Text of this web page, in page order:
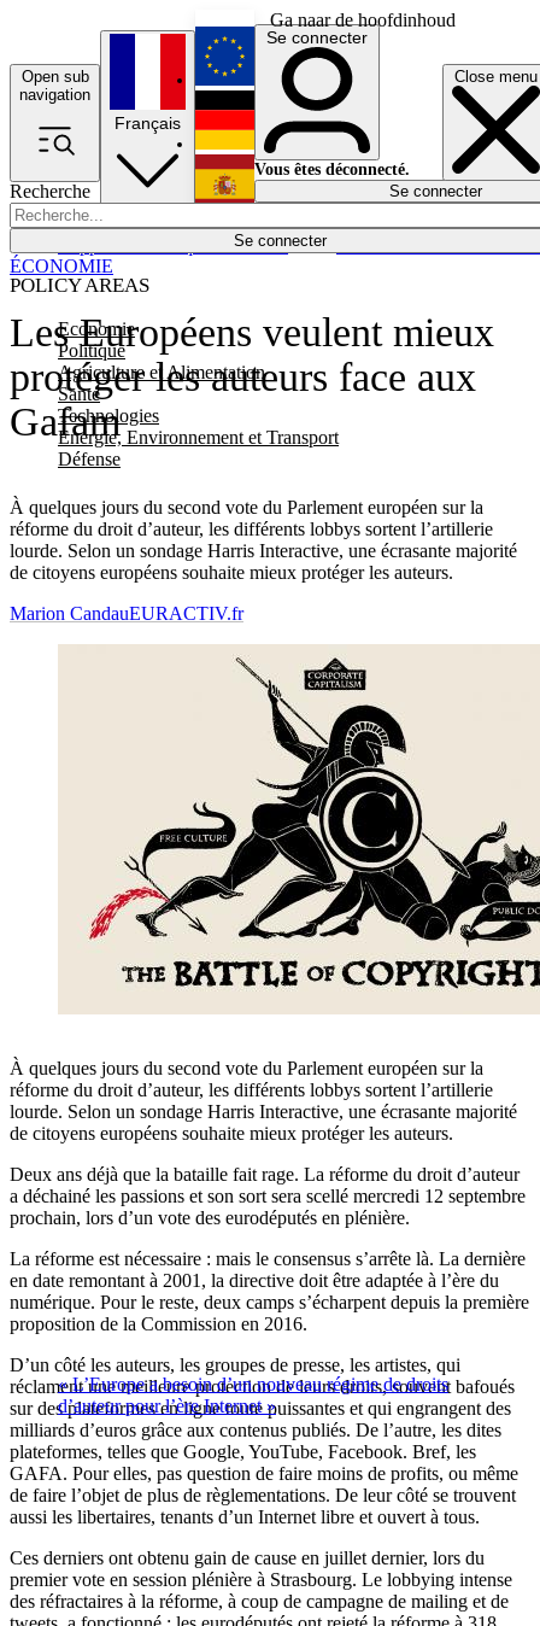
Ga naar de hoofdinhoud
Open sub
navigation
Close menu
Recherche
Se connecter
POLICY AREAS
Economie
Politique
Agriculture et Alimentation
Santé
Technologies
Energie, Environnement et Transport
Défense
Économie
Français
English
Deutsch
Español
Se connecter
Vous êtes déconnecté.
Se connecter
Les Européens veulent mieux
protéger les auteurs face aux
Gafam
À quelques jours du second vote du Parlement européen sur la
réforme du droit d’auteur, les différents lobbys sortent l’artillerie
lourde. Selon un sondage Harris Interactive, une écrasante majorité
de citoyens européens souhaite mieux protéger les auteurs.
ÉCONOMIE
Marion CandauEURACTIV.fr
À quelques jours du second vote du Parlement européen sur la
réforme du droit d’auteur, les différents lobbys sortent l’artillerie
lourde. Selon un sondage Harris Interactive, une écrasante majorité
de citoyens européens souhaite mieux protéger les auteurs.
Deux ans déjà que la bataille fait rage. La réforme du droit d’auteur
a déchainé les passions et son sort sera scellé mercredi 12 septembre
prochain, lors d’un vote des eurodéputés en plénière.
La réforme est nécessaire : mais le consensus s’arrête là. La dernière
en date remontant à 2001, la directive doit être adaptée à l’ère du
numérique. Pour le reste, deux camps s’écharpent depuis la première
proposition de la Commission en 2016.
« L’Europe a besoin d’un nouveau régime de droits
d’auteur pour l’ère Internet »
D’un côté les auteurs, les groupes de presse, les artistes, qui
réclament une meilleure protection de leurs droits, souvent bafoués
sur des plateformes en ligne toute puissantes et qui engrangent des
milliards d’euros grâce aux contenus publiés. De l’autre, les dites
plateformes, telles que Google, YouTube, Facebook. Bref, les
GAFA. Pour elles, pas question de faire moins de profits, ou même
de faire l’objet de plus de règlementations. De leur côté se trouvent
aussi les libertaires, tenants d’un Internet libre et ouvert à tous.
Ces derniers ont obtenu gain de cause en juillet dernier, lors du
premier vote en session plénière à Strasbourg. Le lobbying intense
des réfractaires à la réforme, à coup de campagne de mailing et de